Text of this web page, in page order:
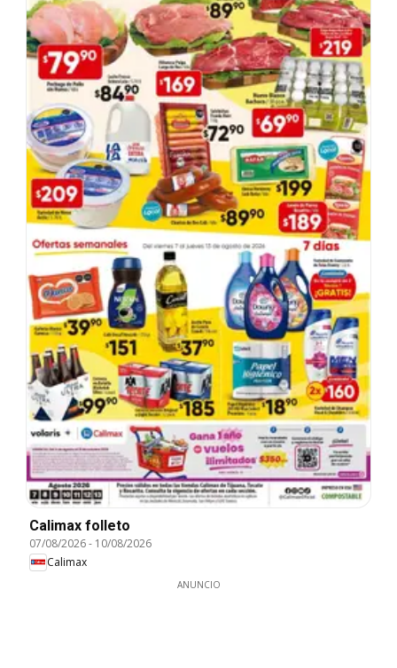
Calimax folleto
07/08/2026- 10/08/2026
Calimax
ANUNCIO